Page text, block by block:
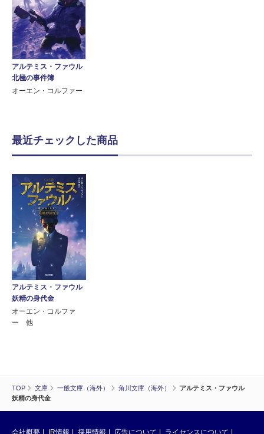
TOP 文庫 一般文庫（海外） 角川文庫（海外）
アルテミス・ファウル
妖精の身代金
アルテミス・ファウル
北極の事件簿
オーエン・コルファー
最近チェックした商品
アルテミス・ファウル
妖精の身代金
オーエン・コルファ
ー 他
会社概要 IR情報 採用情報 広告について ライセンスについて